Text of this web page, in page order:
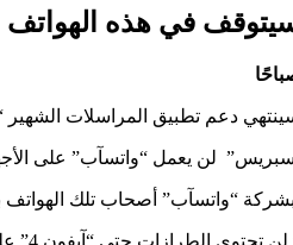
في هذه الهواتف مع
“واتسآب” على الأجهزة التي لا تعمل
“واتسآب” أصحاب تلك الهواتف